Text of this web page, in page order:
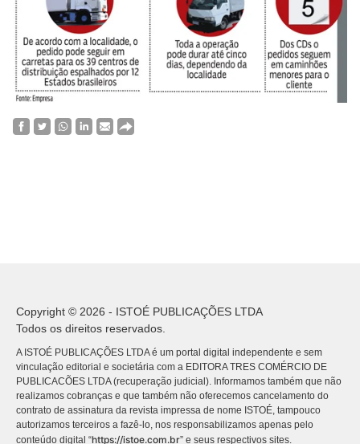
Copyright © 2026 - ISTOÉ PUBLICAÇÕES LTDA
Todos os direitos reservados.
A ISTOÉ PUBLICAÇÕES LTDA é um portal digital independente e sem
vinculação editorial e societária com a EDITORA TRES COMÉRCIO DE
PUBLICACÕES LTDA (recuperação judicial). Informamos também que não
realizamos cobranças e que também não oferecemos cancelamento do
contrato de assinatura da revista impressa de nome ISTOÉ, tampouco
autorizamos terceiros a fazê-lo, nos responsabilizamos apenas pelo
conteúdo digital “https://istoe.com.br” e seus respectivos sites.